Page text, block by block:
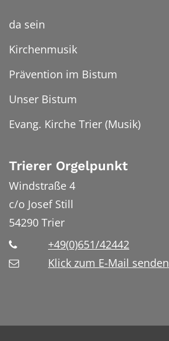
da sein
Kirchenmusik
Prävention im Bistum
Unser Bistum
Evang. Kirche Trier (Musik)
Trierer Orgelpunkt
Windstraße 4
c/o Josef Still
54290 Trier
+49(0)651/42442
Klick zum E-Mail senden